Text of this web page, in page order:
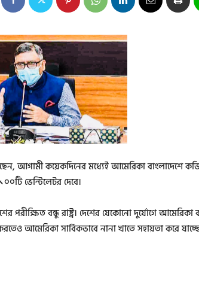
আগামী কয়েকদিনের মধ্যেই আমেরিকা বাংলাদেশে
ভেন্টিলেটর দেবে।
পরীক্ষিত বন্ধু রাষ্ট্র। দেশের যেকোনো দুর্যোগে আমেরিকা
আমেরিকা সার্বিকভাবে নানা খাতে সহায়তা করে